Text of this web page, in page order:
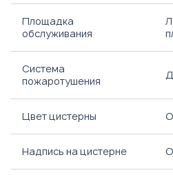
Площадка
обслуживания
Система
пожаротушения
Цвет цистерны
Надпись на цистерне